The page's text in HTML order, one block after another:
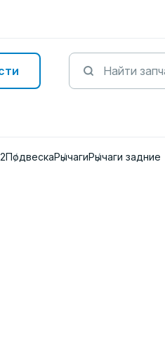
ПодвескаРычагиРычаги задние